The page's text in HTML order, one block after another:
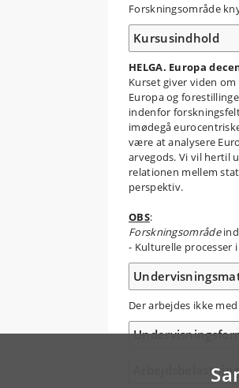
Forskningsområde
Kursusindhold
HELGA. Europa
Kurset giver viden
Europa og
indenfor
imødegå
være at analysere
arvegods. Vi vil hertil
relationen mellem
perspektiv.
OBS:
Forskningsområde
- Kulturelle processer
Der arbejdes ikke